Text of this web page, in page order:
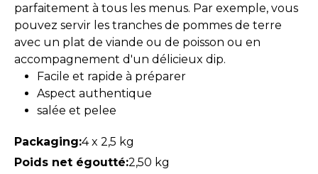
parfaitement à tous les menus. Par exemple, vous
pouvez servir les tranches de pommes de terre
avec un plat de viande ou de poisson ou en
accompagnement d'un délicieux dip.
Facile et rapide à préparer
Aspect authentique
salée et pelee
Packaging:4 x 2,5 kg
Poids net égoutté:2,50 kg